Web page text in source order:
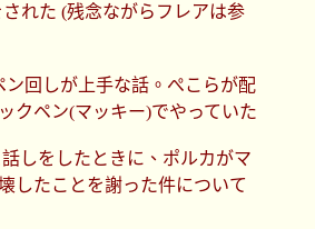
された (残念ながらフレアは参
ン回しが上手な話。ぺこらが配
クペン(マッキー)でやっていた
話しをしたときに、ポルカがマ
したことを謝った件について